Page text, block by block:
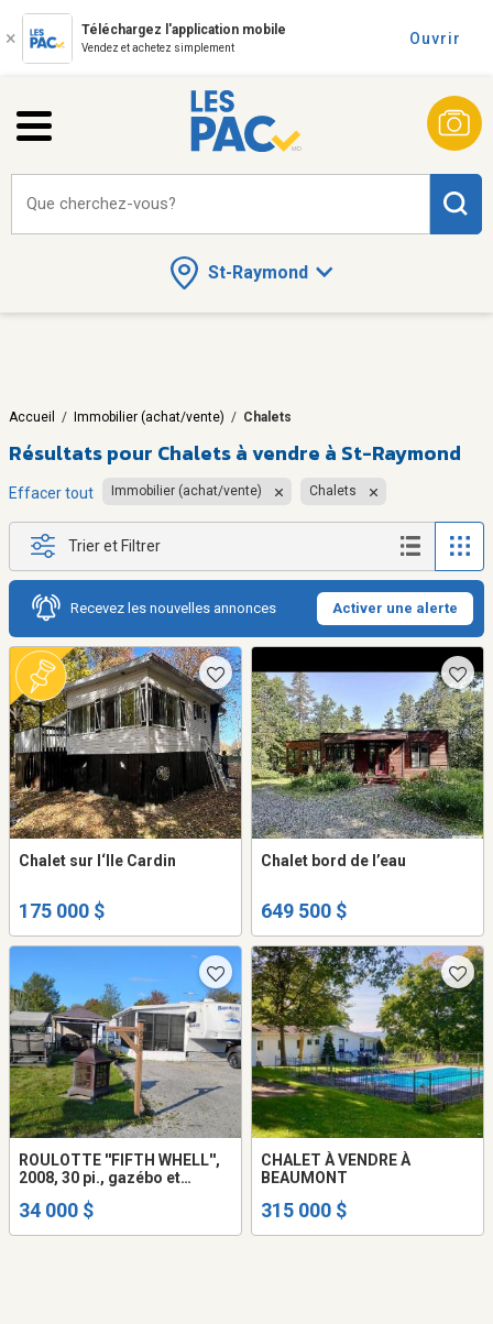
Téléchargez l'application mobile
Vendez et achetez simplement
Ouvrir
St-Raymond
Que cherchez-vous?
Accueil / Immobilier (achat/vente) / Chalets
Résultats pour Chalets à vendre à St-Raymond
Effacer tout Immobilier (achat/vente) Chalets
Trier et Filtrer
Recevez les nouvelles annonces Activer une alerte
Chalet sur l‘Ile Cardin
175 000 $
Chalet bord de l’eau
649 500 $
ROULOTTE ''FIFTH WHELL'',
2008, 30 pi., gazébo et
Esprit, Ville de Québec.
34 000 $
CHALET À VENDRE À
BEAUMONT
315 000 $